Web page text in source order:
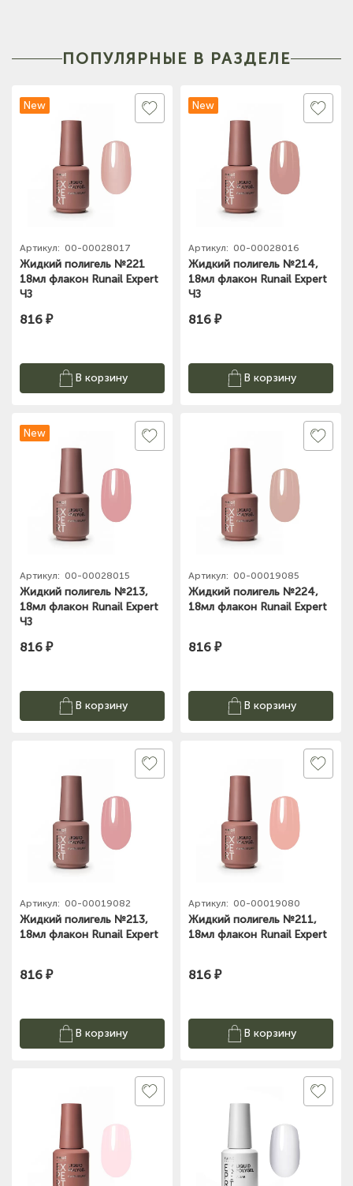
ПОПУЛЯРНЫЕ В РАЗДЕЛЕ
New
Артикул: 00-00028017
Жидкий полигель №221
18мл флакон Runail Expert
ЧЗ
816 ₽
В корзину
New
Артикул: 00-00028016
Жидкий полигель №214,
18мл флакон Runail Expert
ЧЗ
816 ₽
В корзину
New
Артикул: 00-00028015
Жидкий полигель №213,
18мл флакон Runail Expert
ЧЗ
816 ₽
В корзину
Артикул: 00-00019085
Жидкий полигель №224,
18мл флакон Runail Expert
816 ₽
В корзину
Артикул: 00-00019082
Жидкий полигель №213,
18мл флакон Runail Expert
816 ₽
В корзину
Артикул: 00-00019080
Жидкий полигель №211,
18мл флакон Runail Expert
816 ₽
В корзину